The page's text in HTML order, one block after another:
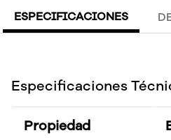
ESPECIFICACIONES
Especificaciones
Propiedad